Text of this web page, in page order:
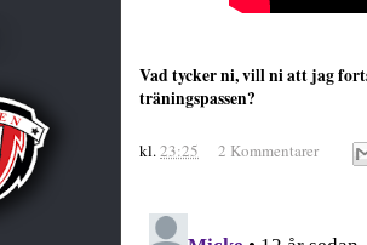
Vad tycker ni, vill ni att jag
träningspassen?
kl.23:25 2 Kommentarer